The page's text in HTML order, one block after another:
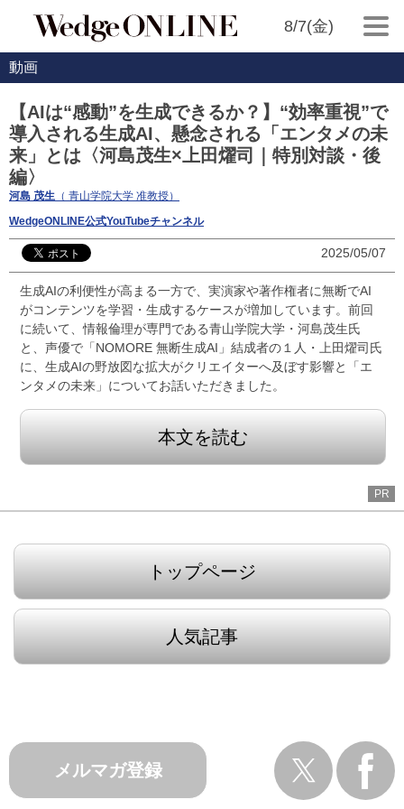
8/7(金)
動画
【AIは“感動”を生成できるか？】“効率重視”で
導入される生成AI、懸念される「エンタメの未
来」とは〈河島茂生×上田燿司｜特別対談・後
編〉
河島 茂生 （ 青山学院大学 准教授）
WedgeONLINE公式YouTubeチャンネル
2025/05/07
生成AIの利便性が高まる一方で、実演家や著作権者に無断でAI
がコンテンツを学習・生成するケースが増加しています。前回
に続いて、情報倫理が専門である青山学院大学・河島茂生氏
と、声優で「NOMORE 無断生成AI」結成者の１人・上田燿司氏
に、生成AIの野放図な拡大がクリエイターへ及ぼす影響と「エ
ンタメの未来」についてお話いただきました。
本文を読む
PR
トップページ
人気記事
メルマガ登録